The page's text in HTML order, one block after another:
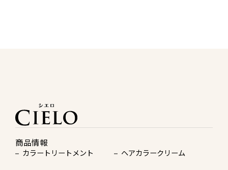
商品情報
カラートリートメント ヘアカラークリーム